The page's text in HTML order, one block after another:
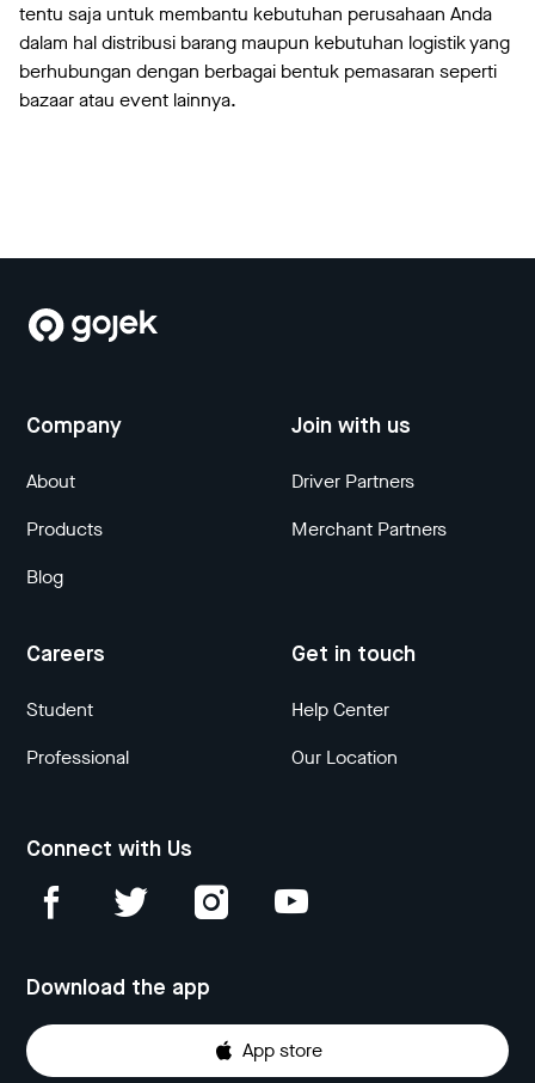
tentu saja untuk membantu kebutuhan perusahaan Anda
dalam hal distribusi barang maupun kebutuhan logistik yang
berhubungan dengan berbagai bentuk pemasaran seperti
bazaar atau event lainnya.
Company
About
Products
Blog
Join with us
Driver Partners
Merchant Partners
Careers
Student
Professional
Get in touch
Help Center
Our Location
Connect with Us
Download the app
App store